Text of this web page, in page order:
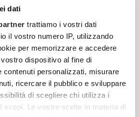
dati
trattiamo i vostri dati
il vostro numero IP, utilizzando
per memorizzare e accedere
dispositivo al fine di
contenuti personalizzati, misurare
ricercare il pubblico e sviluppare
di scegliere chi utilizza i
scopi. Le vostre scelte in materia di